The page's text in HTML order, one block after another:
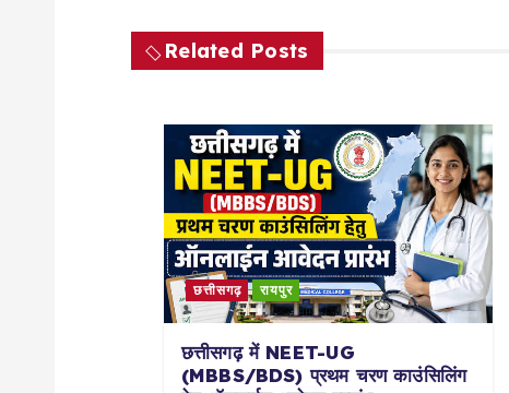
Related Posts
छत्तीसगढ़ रायपुर
छत्तीसगढ़ में NEET-UG
(MBBS/BDS) प्रथम चरण काउंसिलिंग